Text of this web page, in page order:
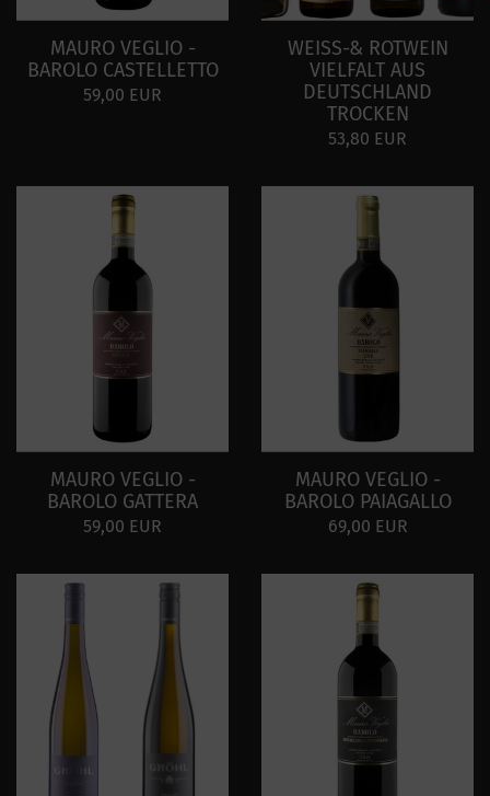
MAURO VEGLIO -
BAROLO CASTELLETTO
59,00 EUR
WEISS-& ROTWEIN
VIELFALT AUS
DEUTSCHLAND
TROCKEN
53,80 EUR
MAURO VEGLIO -
BAROLO GATTERA
59,00 EUR
MAURO VEGLIO -
BAROLO PAIAGALLO
69,00 EUR